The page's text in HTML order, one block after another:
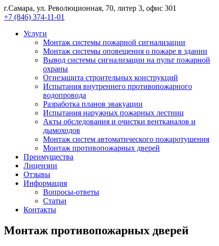
г.Самара, ул. Революционная, 70, литер 3, офис 301
+7 (846) 374-11-01
Услуги
Монтаж системы пожарной сигнализации
Монтаж системы оповещения о пожаре в здании
Вывод системы сигнализации на пульт пожарной
охраны
Огнезащита строительных конструкций
Испытания внутреннего противопожарного
водопровода
Разработка планов эвакуации
Испытания наружных пожарных лестниц
Акты обследования и очистки вентканалов и
дымоходов
Монтаж систем автоматического пожаротушения
Монтаж противопожарных дверей
Преимущества
Лицензии
Отзывы
Информация
Вопросы-ответы
Статьи
Контакты
Монтаж противопожарных дверей